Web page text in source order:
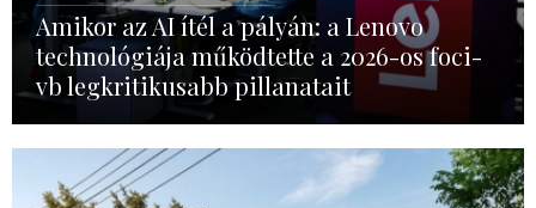
Amikor az AI ítél a pályán: a Lenovo
technológiája működtette a 2026-os foci-
vb legkritikusabb pillanatait